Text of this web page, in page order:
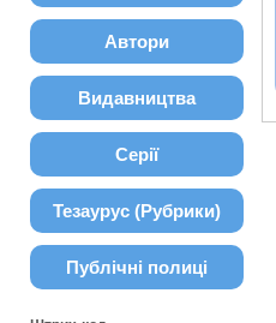
Автори
Видавництва
Серії
Тезаурус (Рубрики)
Публічні полиці